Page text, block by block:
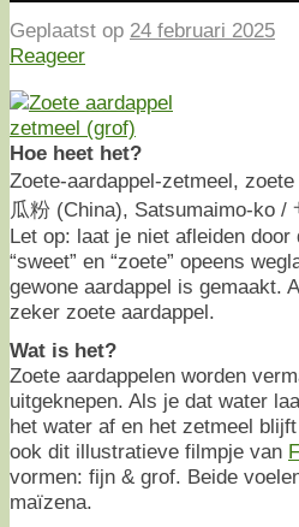
Geplaatst op 24 februari 2025
Reageer
Hoe heet het?
Zoete-aardappel-zetmeel,
瓜粉 (China), Satsumaimo-ko /
Let op: laat je niet afleiden
“sweet” en “zoete” opeens
gewone aardappel is gemaakt.
zeker zoete aardappel.
Wat is het?
Zoete aardappelen worden
uitgeknepen. Als je dat water
het water af en het zetmeel
ook dit illustratieve filmpje van
vormen: fijn & grof. Beide
maïzena.